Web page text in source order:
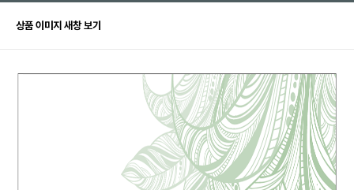
상품 이미지 새창 보기